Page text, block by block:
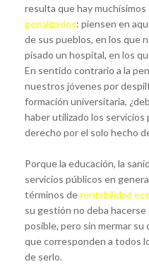
resulta que hay
penalizados: piensen en
de sus pueblos, en los que
pisado un hospital, en los
En sentido contrario a la
nuestros jóvenes por
formación universitaria,
haber utilizado los servicios
derecho por el solo hecho
Porque la educación, la
servicios públicos en
términos derentabilidad
su gestión no deba
posible, pero sin mermar su
que corresponden a todos
de serlo.